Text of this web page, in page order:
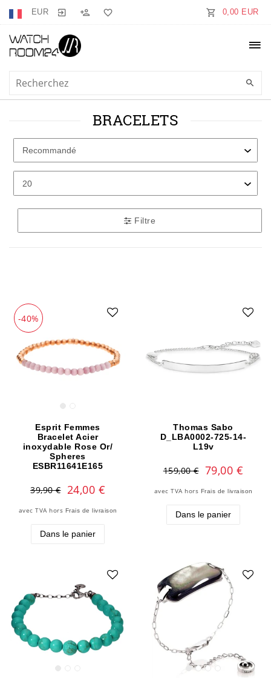
EUR 0,00 EUR
BRACELETS
Filtre
-40%
Esprit Femmes
Bracelet Acier
inoxydable Rose Or/
Spheres
ESBR11641E165
39,90 € 24,00 €
avec TVAhors Frais de livraison
Dans le panier
Thomas Sabo
D_LBA0002-725-14-
L19v
159,00 € 79,00 €
avec TVAhors Frais de livraison
Dans le panier